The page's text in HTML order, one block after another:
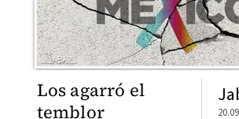
Los agarró el
temblor